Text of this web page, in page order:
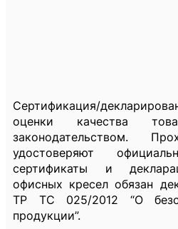
Сертификация/
оценки качества
законодательством.
удостоверяют
сертификаты и
офисных кресел обязан
ТР ТС 025/2012 “О
продукции”.